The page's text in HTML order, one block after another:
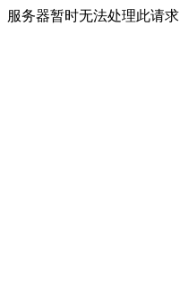
服务器暂时无法处理此请求